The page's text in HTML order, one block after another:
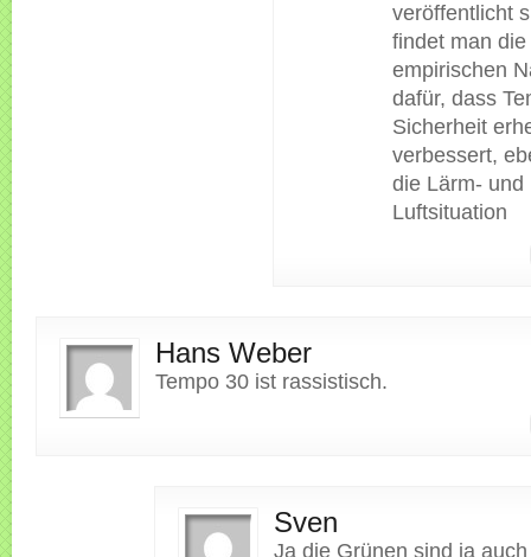
veröffentlicht
findet man
empirischen
dafür, dass
Sicherheit
verbessert,
die Lärm- und
Luftsituation
Hans Weber
Tempo 30 ist rassistisch.
Sven
Ja die Grünen sind ja